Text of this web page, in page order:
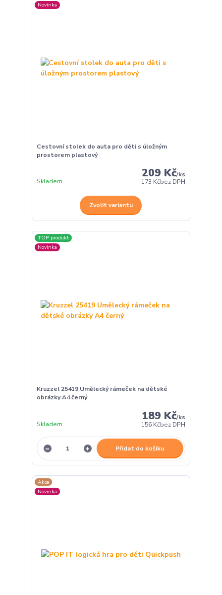
Novinka
Cestovní stolek do auta pro děti s úložným
prostorem plastový
209 Kč/ks
173 Kčbez DPH
Skladem
Zvolit variantu
TOP produkt
Novinka
Kruzzel 25419 Umělecký rámeček na dětské
obrázky A4 černý
189 Kč/ks
156 Kčbez DPH
Skladem
Přidat do košíku
Akce
Novinka